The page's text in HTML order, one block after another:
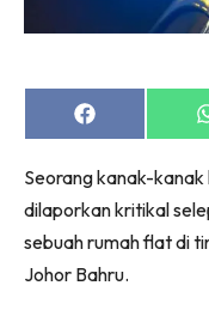
Share
on
Seorang kanak-kanak
dilaporkan kritikal
sebuah rumah flat di
Johor Bahru.